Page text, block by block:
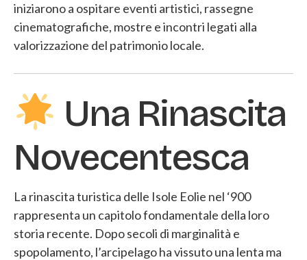
iniziarono a ospitare eventi artistici, rassegne
cinematografiche, mostre e incontri legati alla
valorizzazione del patrimonio locale.
Una Rinascita
Novecentesca
La rinascita turistica delle Isole Eolie nel ‘900
rappresenta un capitolo fondamentale della loro
storia recente. Dopo secoli di marginalità e
spopolamento, l’arcipelago ha vissuto una lenta ma